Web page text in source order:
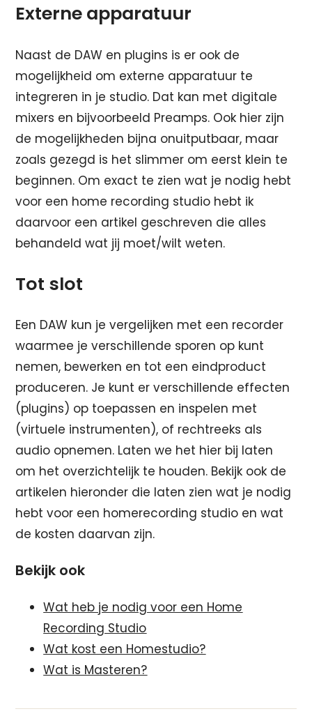
Externe apparatuur
Naast de DAW en plugins is er ook de
mogelijkheid om externe apparatuur te
integreren in je studio. Dat kan met digitale
mixers en bijvoorbeeld Preamps. Ook hier zijn
de mogelijkheden bijna onuitputbaar, maar
zoals gezegd is het slimmer om eerst klein te
beginnen. Om exact te zien wat je nodig hebt
voor een home recording studio hebt ik
daarvoor een artikel geschreven die alles
behandeld wat jij moet/wilt weten.
Tot slot
Een DAW kun je vergelijken met een recorder
waarmee je verschillende sporen op kunt
nemen, bewerken en tot een eindproduct
produceren. Je kunt er verschillende effecten
(plugins) op toepassen en inspelen met
(virtuele instrumenten), of rechtreeks als
audio opnemen. Laten we het hier bij laten
om het overzichtelijk te houden. Bekijk ook de
artikelen hieronder die laten zien wat je nodig
hebt voor een homerecording studio en wat
de kosten daarvan zijn.
Bekijk ook
Wat heb je nodig voor een Home
Recording Studio
Wat kost een Homestudio?
Wat is Masteren?